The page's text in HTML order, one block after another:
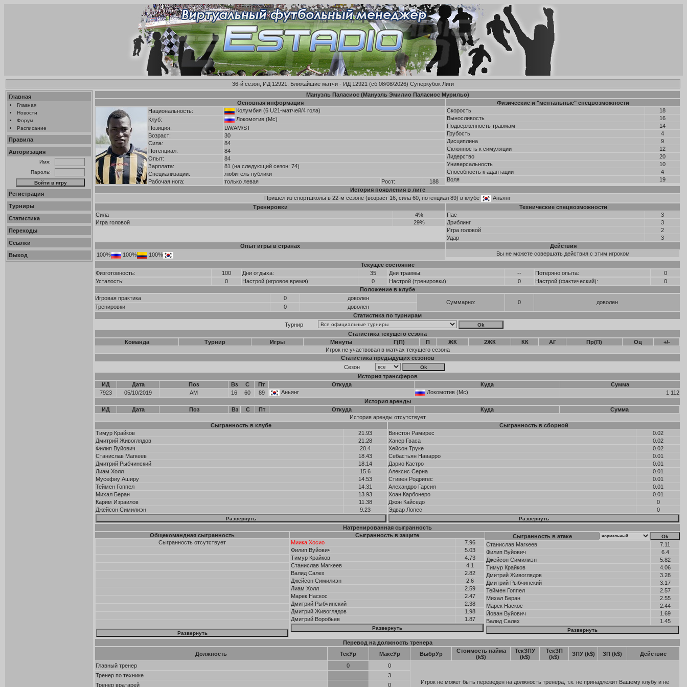
36-й сезон, ИД 12921. Ближайшие матчи - ИД 12921 (сб 08/08/2026) Суперкубок Лиги
Главная
•
Главная
•
Новости
•
Форум
•
Расписание
Правила
Авторизация
Имя:
Пароль:
Регистрация
Турниры
Статистика
Переходы
Ссылки
Выход
Мануэль Паласиос (Мануэль Эмилио Паласиос Мурильо)
Основная информация
Национальность:
Колумбия (6 U21-матчей/4 гола)
Клуб:
Локомотив (Мс)
Позиция:
LW/AM/ST
Возраст:
30
Сила:
84
Потенциал:
84
Опыт:
84
Зарплата:
81 (на следующий сезон: 74)
Специализации:
любитель публики
Рабочая нога:
только левая Рост: 188
Физические и "ментальные" спецвозможности
Скорость
18
Выносливость
16
Подверженность травмам
14
Грубость
4
Дисциплина
9
Склонность к симуляции
12
Лидерство
20
Универсальность
10
Способность к адаптации
4
Воля
19
История появления в лиге
Пришел из спортшколы в 22-м сезоне (возраст 16, сила 60, потенциал 89) в клубе
Аньянг
Тренировки
Сила
4%
Игра головой
29%
Технические спецвозможности
Пас
3
Дриблинг
3
Игра головой
2
Удар
3
Опыт игры в странах
100%
100% 100%
Действия
Вы не можете совершать действия с этим игроком
Текущее состояние
Физготовность:
100 Дни отдыха: 35 Дни травмы: -- Потеряно опыта:
0
Усталость:
0 Настрой (игровое время): 0 Настрой (тренировки): 0 Настрой (фактический):
0
Положение в клубе
Игровая практика
0 доволен
Суммарно: 0 доволен
Тренировки 0
доволен
Статистика по турнирам
Турнир
Статистика текущего сезона
Команда
Турнир Игры Минуты Г(П) П ЖК 2ЖК КК АГ Пр(П) Оц
+/-
Игрок не участвовал в матчах текущего сезона
Статистика предыдущих сезонов
Сезон
История трансферов
ИД
Дата Поз Вз С Пт Откуда Куда
Сумма
7923
05/10/2019 AM 16 60 89 Аньянг Локомотив (Мс)
1 112
История аренды
ИД
Дата Поз Вз С Пт Откуда Куда
Сумма
История аренды отсутствует
Сыгранность в клубе
Тимур Крайков
21.93
Дмитрий Живоглядов
21.28
Филип Вуйович
20.4
Станислав Магкеев
18.43
Дмитрий Рыбчинский
18.14
Лиам Холл
15.6
Мусефиу Аширу
14.53
Теймен Гоппел
14.31
Михал Беран
13.93
Карим Израилов
11.38
Джейсон Симилиэн
9.23
Сыгранность в сборной
Винстон Рамирес
0.02
Ханер Гваса
0.02
Хейсон Труке
0.02
Себастьян Наварро
0.01
Дарио Кастро
0.01
Алексис Серна
0.01
Стивен Родригес
0.01
Алехандро Гарсия
0.01
Хоан Карбонеро
0.01
Джон Кайседо
0
Эдвар Лопес
0
Натренированная сыгранность
Общекомандная сыгранность
Сыгранность отсутствует
Сыгранность в защите
Миика Хосио
7.96
Филип Вуйович
5.03
Тимур Крайков
4.73
Станислав Магкеев
4.1
Валид Салех
2.82
Джейсон Симилиэн
2.6
Лиам Холл
2.59
Марек Наскос
2.47
Дмитрий Рыбчинский
2.38
Дмитрий Живоглядов
1.98
Дмитрий Воробьев
1.87
Сыгранность в атаке
Станислав Магкеев
7.11
Филип Вуйович
6.4
Джейсон Симилиэн
5.82
Тимур Крайков
4.06
Дмитрий Живоглядов
3.28
Дмитрий Рыбчинский
3.17
Теймен Гоппел
2.57
Михал Беран
2.55
Марек Наскос
2.44
Йован Вуйович
1.69
Валид Салех
1.45
Перевод на должность тренера
Должность
ТекУр МаксУр ВыбрУр
Стоимость найма
(k$)
ТекЗПУ
(k$)
ТекЗП
(k$)
ЗПУ (k$) ЗП (k$)
Действие
Главный тренер
0 0
Игрок не может быть переведен на должность тренера, т.к. не принадлежит Вашему клубу и не
Тренер по технике
3
Тренер вратарей
0